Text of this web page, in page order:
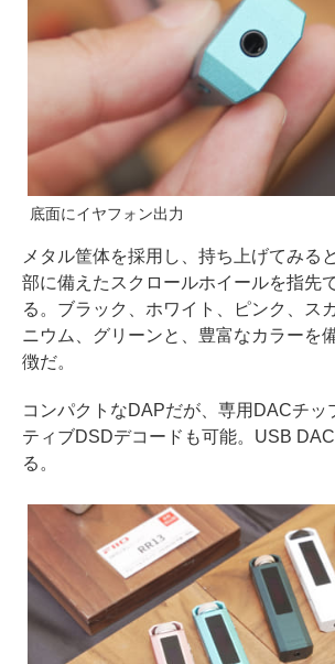
底面にイヤフォン出力
メタル筐体を採用し、持ち上げてみる
部に備えたスクロールホイールを指先
る。ブラック、ホワイト、ピンク、ス
ニウム、グリーンと、豊富なカラーを
徴だ。
コンパクトなDAPだが、専用DACチッ
ティブDSDデコードも可能。USB
る。